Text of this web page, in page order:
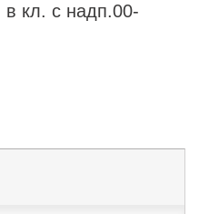
в кл. с надп.00-